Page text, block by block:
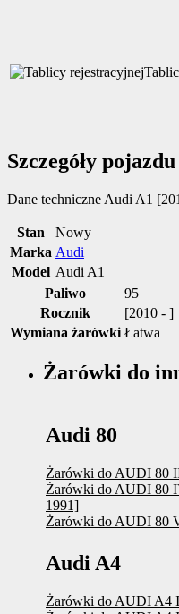
Szczegóły pojazdu
Dane techniczne Audi A1
Stan
Nowy
Marka Audi
Model Audi A1
Paliwo
95
Rocznik
[2010 - ]
Wymiana żarówki Łatwa
Żarówki do
Audi 80
Żarówki do AUDI 80
Żarówki do AUDI 80
1991]
Żarówki do AUDI 80
Audi A4
Żarówki do AUDI A4